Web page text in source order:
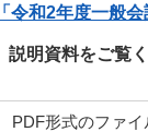
令和2年度一般
明資料をご覧く
PDF形式のファ